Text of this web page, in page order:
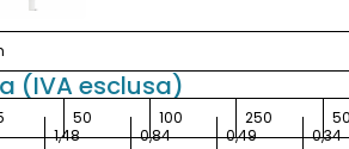
(IVA esclusa)
50 100 250
1,48 0,84 0,49 0,34